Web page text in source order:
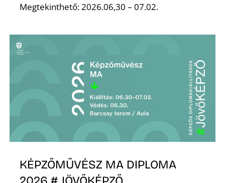
Megtekinthető: 2026.06,30 – 07.02.
KÉPZŐMŰVÉSZ MA DIPLOMA